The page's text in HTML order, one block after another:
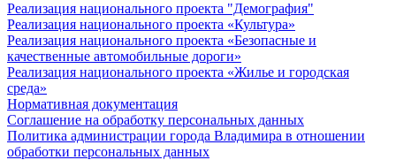
Реализация национального проекта "Демография"
Реализация национального проекта «Культура»
Реализация национального проекта «Безопасные и
качественные автомобильные дороги»
Реализация национального проекта «Жилье и городская
среда»
Нормативная документация
Соглашение на обработку персональных данных
Политика администрации города Владимира в отношении
обработки персональных данных